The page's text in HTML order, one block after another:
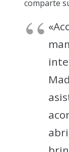
comparte